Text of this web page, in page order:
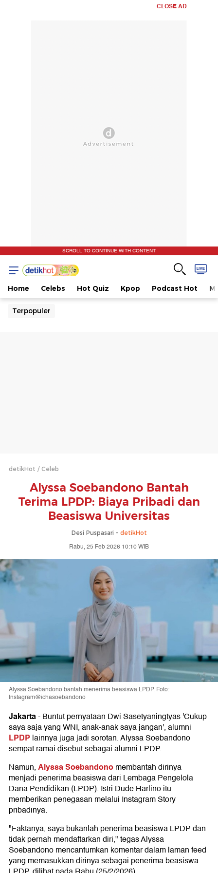
CLOSE AD
SCROLL TO CONTINUE WITH CONTENT
Home Celebs Hot Quiz Kpop Podcast Hot
Terpopuler
detikHot Celeb
Alyssa Soebandono Bantah
Terima LPDP: Biaya Pribadi dan
Beasiswa Universitas
Desi Puspasari - detikHot
Rabu, 25 Feb 2026 10:10 WIB
Alyssa Soebandono bantah menerima beasiswa LPDP. Foto:
Instagram@ichasoebandono
Jakarta-Buntut pernyataan Dwi Sasetyaningtyas 'Cukup
saya saja yang WNI, anak-anak saya jangan', alumni
LPDP lainnya juga jadi sorotan. Alyssa Soebandono
sempat ramai disebut sebagai alumni LPDP.
Namun,Alyssa Soebandonomembantah dirinya
menjadi penerima beasiswa dari Lembaga Pengelola
Dana Pendidikan (LPDP). Istri Dude Harlino itu
memberikan penegasan melalui Instagram Story
pribadinya.
"Faktanya, saya bukanlah penerima beasiswa LPDP dan
tidak pernah mendaftarkan diri," tegas Alyssa
Soebandono mencantumkan komentar dalam laman feed
yang memasukkan dirinya sebagai penerima beasiswa